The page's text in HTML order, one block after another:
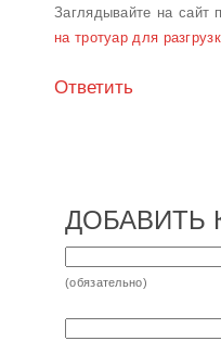
Заглядывайте на сайт
на тротуар для
Ответить
ДОБАВИТЬ
(обязательно)